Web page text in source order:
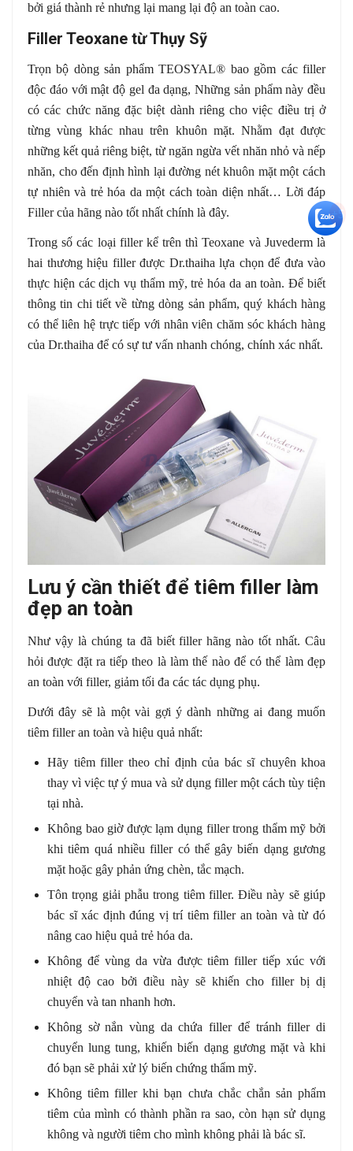
bởi giá thành rẻ nhưng lại mang lại độ an toàn cao.
Filler Teoxane từ Thụy Sỹ
Trọn bộ dòng sản phẩm TEOSYAL® bao gồm các filler
độc đáo với mật độ gel đa dạng, Những sản phẩm này đều
có các chức năng đặc biệt dành riêng cho việc điều trị ở
từng vùng khác nhau trên khuôn mặt. Nhằm đạt được
những kết quả riêng biệt, từ ngăn ngừa vết nhăn nhỏ và nếp
nhăn, cho đến định hình lại đường nét khuôn mặt một cách
tự nhiên và trẻ hóa da một cách toàn diện nhất… Lời đáp
Filler của hãng nào tốt nhất chính là đây.
Trong số các loại filler kể trên thì Teoxane và Juvederm là
hai thương hiệu filler được Dr.thaiha lựa chọn để đưa vào
thực hiện các dịch vụ thẩm mỹ, trẻ hóa da an toàn. Để biết
thông tin chi tiết về từng dòng sản phẩm, quý khách hàng
có thể liên hệ trực tiếp với nhân viên chăm sóc khách hàng
của Dr.thaiha để có sự tư vấn nhanh chóng, chính xác nhất.
Lưu ý cần thiết để tiêm filler làm
đẹp an toàn
Như vậy là chúng ta đã biết filler hãng nào tốt nhất. Câu
hỏi được đặt ra tiếp theo là làm thế nào để có thể làm đẹp
an toàn với filler, giảm tối đa các tác dụng phụ.
Dưới đây sẽ là một vài gợi ý dành những ai đang muốn
tiêm filler an toàn và hiệu quả nhất:
Hãy tiêm filler theo chỉ định của bác sĩ chuyên khoa
thay vì việc tự ý mua và sử dụng filler một cách tùy tiện
tại nhà.
Không bao giờ được lạm dụng filler trong thẩm mỹ bởi
khi tiêm quá nhiều filler có thể gây biến dạng gương
mặt hoặc gây phản ứng chèn, tắc mạch.
Tôn trọng giải phẫu trong tiêm filler. Điều này sẽ giúp
bác sĩ xác định đúng vị trí tiêm filler an toàn và từ đó
nâng cao hiệu quả trẻ hóa da.
Không để vùng da vừa được tiêm filler tiếp xúc với
nhiệt độ cao bởi điều này sẽ khiến cho filler bị dị
chuyển và tan nhanh hơn.
Không sờ nắn vùng da chứa filler để tránh filler di
chuyển lung tung, khiến biến dạng gương mặt và khi
đó bạn sẽ phải xử lý biến chứng thẩm mỹ.
Không tiêm filler khi bạn chưa chắc chắn sản phẩm
tiêm của mình có thành phần ra sao, còn hạn sử dụng
không và người tiêm cho mình không phải là bác sĩ.
+5